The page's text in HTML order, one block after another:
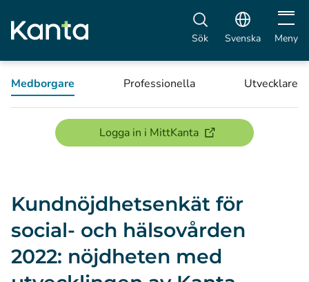
Sök Svenska Öppna
Meny
Medborgare Professionella Utvecklare
Logga in i MittKanta(öppnas i ett nytt
Kundnöjdhetsenkät för
social- och hälsovården
2022: nöjdheten med